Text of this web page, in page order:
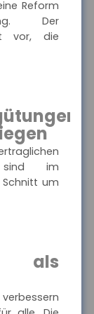
Reform
Der
vor, die
sind im
um
als